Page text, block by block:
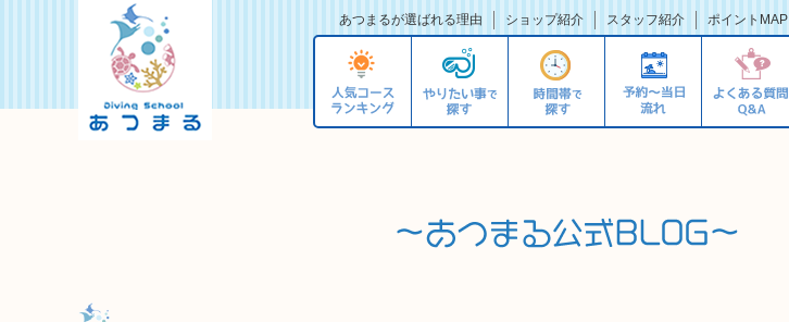
あつまるが選ばれる理由 ショップ紹介 スタッフ紹介 ポイントMAP